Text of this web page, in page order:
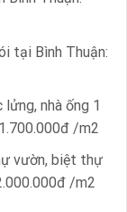
tại Bình Thuận:
nhà ống 1
/m2
vườn, biệt thự
/m2